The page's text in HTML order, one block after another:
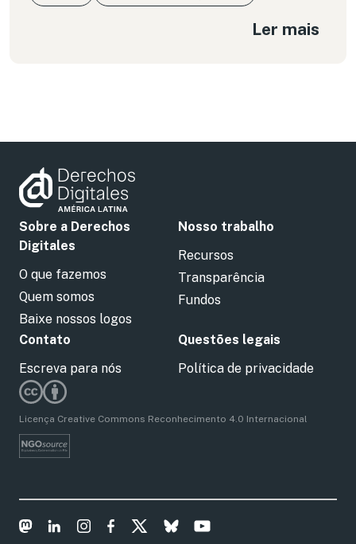
Ler mais
Sobre a Derechos
Digitales
O que fazemos
Quem somos
Baixe nossos logos
Nosso trabalho
Recursos
Transparência
Fundos
Contato
Escreva para nós
Questões legais
Política de privacidade
Licença Creative Commons Reconhecimento 4.0 Internacional